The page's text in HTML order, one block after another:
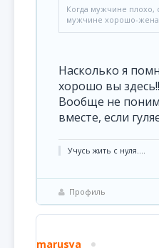
Когда мужчине плохо,
мужчине хорошо-
Насколько я
хорошо вы
Вообще не
вместе, если
Учусь жить с нуля....
Профиль
marusya_